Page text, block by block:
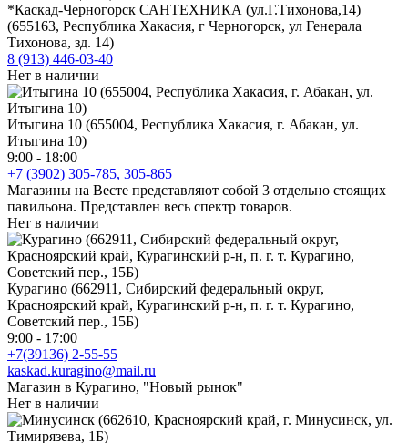
*Каскад-Черногорск САНТЕХНИКА (ул.Г.Тихонова,14)
(655163, Республика Хакасия, г Черногорск, ул Генерала
Тихонова, зд. 14)
8 (913) 446-03-40
Нет в наличии
Итыгина 10 (655004, Республика Хакасия, г. Абакан, ул.
Итыгина 10)
9:00 - 18:00
+7 (3902) 305-785, 305-865
Магазины на Весте представляют собой 3 отдельно стоящих
павильона. Представлен весь спектр товаров.
Нет в наличии
Курагино (662911, Сибирский федеральный округ,
Красноярский край, Курагинский р-н, п. г. т. Курагино,
Советский пер., 15Б)
9:00 - 17:00
+7(39136) 2-55-55
kaskad.kuragino@mail.ru
Магазин в Курагино, "Новый рынок"
Нет в наличии